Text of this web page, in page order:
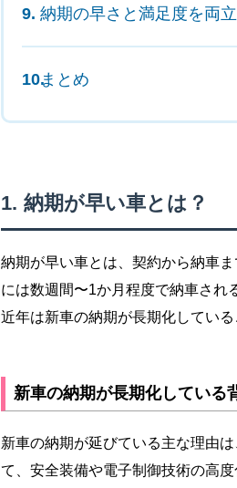
納期の早さと満足度を両
まとめ
納期が早い車とは？
納期が早い車とは、契約から納車
には数週間〜1か月程度で納車され
近年は新車の納期が長期化してい
新車の納期が長期化している
新車の納期が延びている主な理由
て、安全装備や電子制御技術の高